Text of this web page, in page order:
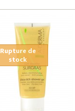
Rupture de
stock